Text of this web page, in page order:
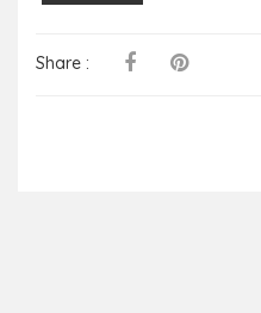
Share :